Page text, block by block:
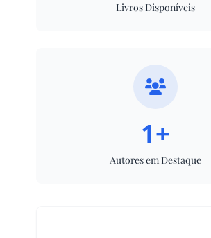
Livros Disponíveis
1+
Autores em Destaque